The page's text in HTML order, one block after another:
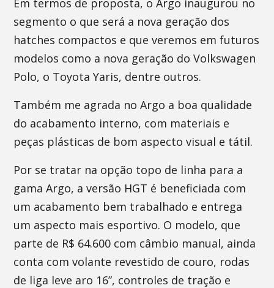
Em termos de proposta, o Argo inaugurou no
segmento o que será a nova geração dos
hatches compactos e que veremos em futuros
modelos como a nova geração do Volkswagen
Polo, o Toyota Yaris, dentre outros.
Também me agrada no Argo a boa qualidade
do acabamento interno, com materiais e
peças plásticas de bom aspecto visual e tátil.
Por se tratar na opção topo de linha para a
gama Argo, a versão HGT é beneficiada com
um acabamento bem trabalhado e entrega
um aspecto mais esportivo. O modelo, que
parte de R$ 64.600 com câmbio manual, ainda
conta com volante revestido de couro, rodas
de liga leve aro 16”, controles de tração e